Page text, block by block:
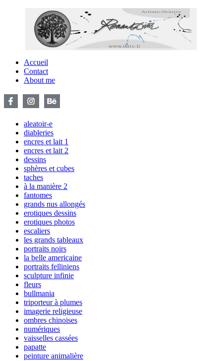
Accueil
Contact
About me
aleatoir-e
diableries
encres et lait 1
encres et lait 2
dessins
sphères et cubes
taches
à la manière 2
fantomes
grands nus allongés
erotiques dessins
erotiques photos
escaliers
les grands tableaux
portraits noirs
la belle americaine
portraits felliniens
sculpture infinie
fleurs
bullmania
triporteur à plumes
imagerie religieuse
ombres chinoises
numériques
vaisselles cassées
papatte
peinture animalière